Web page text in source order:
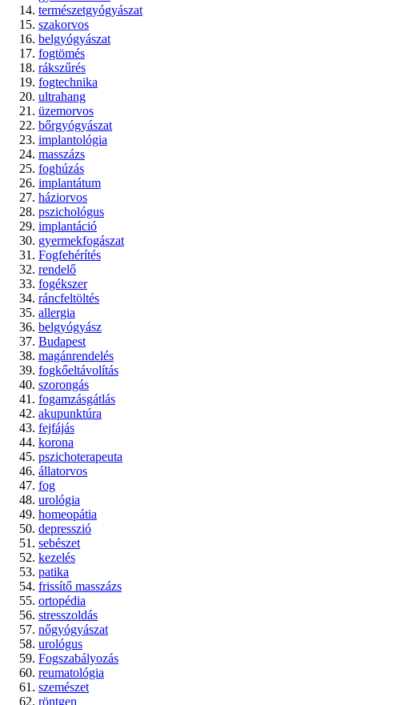
természetgyógyászat
szakorvos
belgyógyászat
fogtömés
rákszűrés
fogtechnika
ultrahang
üzemorvos
bőrgyógyászat
implantológia
masszázs
foghúzás
implantátum
háziorvos
pszichológus
implantáció
gyermekfogászat
Fogfehérítés
rendelő
fogékszer
ráncfeltöltés
allergia
belgyógyász
Budapest
magánrendelés
fogkőeltávolítás
szorongás
fogamzásgátlás
akupunktúra
fejfájás
korona
pszichoterapeuta
állatorvos
fog
urológia
homeopátia
depresszió
sebészet
kezelés
patika
frissítő masszázs
ortopédia
stresszoldás
nőgyógyászat
urológus
Fogszabályozás
reumatológia
szemészet
röntgen